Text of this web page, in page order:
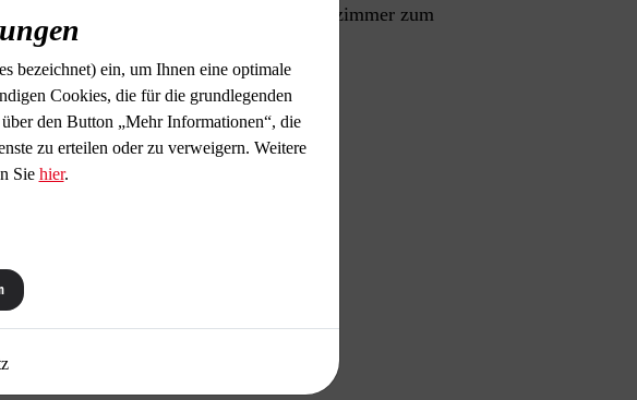
bezeichnet) ein, um Ihnen eine optimale
Cookies, die für die grundlegenden
den Button „Mehr Informationen“, die
zu erteilen oder zu verweigern. Weitere
Sie hier.
und Tageslicht durchflutetes Badezimmer zum
gezaubert.